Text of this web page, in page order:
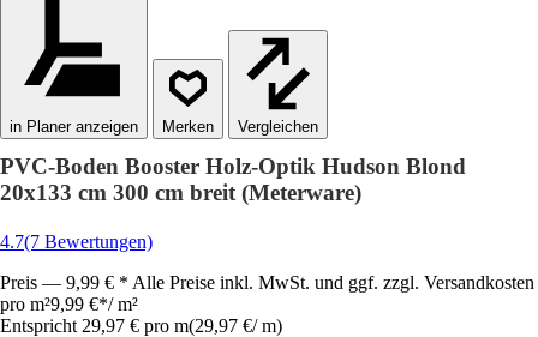
in Planer anzeigen Vergleichen
PVC-Boden Booster Holz-Optik Hudson Blond
20x133 cm 300 cm breit (Meterware)
4.7(7 Bewertungen)
Preis — 9,99 € * Alle Preise inkl. MwSt. und ggf. zzgl. Versandkosten
pro m²9,99 €*/ m²
Entspricht 29,97 € pro m(29,97 €/ m)